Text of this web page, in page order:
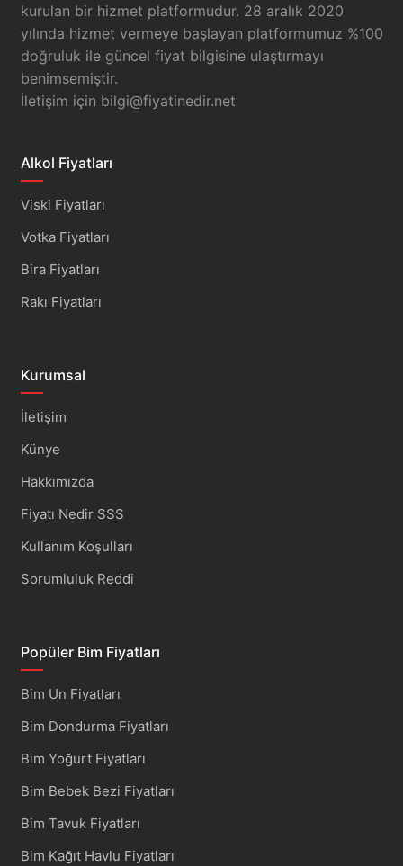
kurulan bir hizmet platformudur. 28 aralık 2020
yılında hizmet vermeye başlayan platformumuz %100
doğruluk ile güncel fiyat bilgisine ulaştırmayı
benimsemiştir.
İletişim için bilgi@fiyatinedir.net
Alkol Fiyatları
Viski Fiyatları
Votka Fiyatları
Bira Fiyatları
Rakı Fiyatları
Kurumsal
İletişim
Künye
Hakkımızda
Fiyatı Nedir SSS
Kullanım Koşulları
Sorumluluk Reddi
Popüler Bim Fiyatları
Bim Un Fiyatları
Bim Dondurma Fiyatları
Bim Yoğurt Fiyatları
Bim Bebek Bezi Fiyatları
Bim Tavuk Fiyatları
Bim Kağıt Havlu Fiyatları